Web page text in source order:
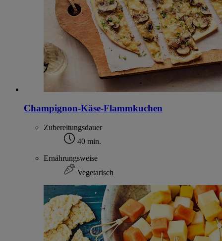
Champignon-Käse-Flammkuchen
Zubereitungsdauer
40 min.
Ernährungsweise
Vegetarisch